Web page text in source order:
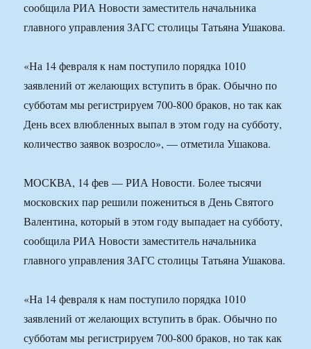
сообщила РИА Новости заместитель начальника
главного управления ЗАГС столицы Татьяна Ушакова.
«На 14 февраля к нам поступило порядка 1010
заявлений от желающих вступить в брак. Обычно по
субботам мы регистрируем 700-800 браков, но так как
День всех влюбленных выпал в этом году на субботу,
количество заявок возросло», — отметила Ушакова.
МОСКВА, 14 фев — РИА Новости. Более тысячи
московских пар решили пожениться в День Святого
Валентина, который в этом году выпадает на субботу,
сообщила РИА Новости заместитель начальника
главного управления ЗАГС столицы Татьяна Ушакова.
«На 14 февраля к нам поступило порядка 1010
заявлений от желающих вступить в брак. Обычно по
субботам мы регистрируем 700-800 браков, но так как